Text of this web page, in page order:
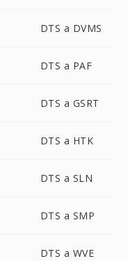
DTS a DVMS
DTS a PAF
DTS a GSRT
DTS a HTK
DTS a SLN
DTS a SMP
DTS a WVE